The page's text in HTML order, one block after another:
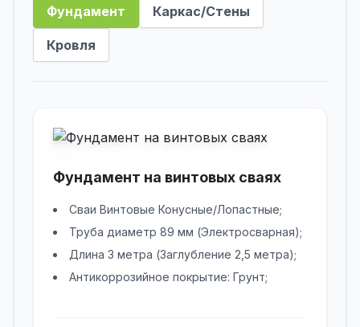
Фундамент Каркас/Стены
Кровля
Фундамент на винтовых сваях
Сваи Винтовые Конусные/Лопастные;
Труба диаметр 89 мм (Электросварная);
Длина 3 метра (Заглубление 2,5 метра);
Антикоррозийное покрытие: Грунт;